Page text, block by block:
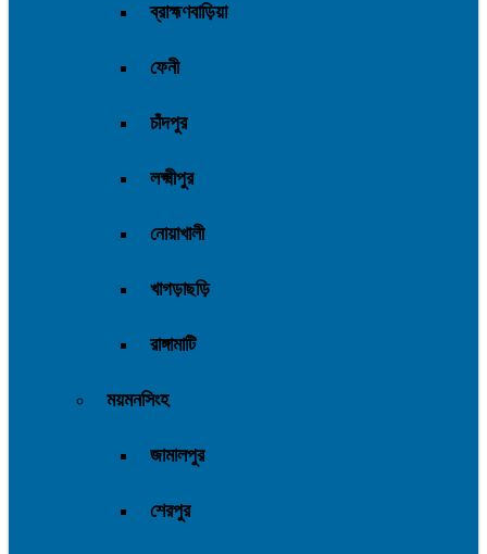
ব্রাহ্মণবাড়িয়া
ফেনী
চাঁদপুর
লক্ষ্মীপুর
নোয়াখালী
খাগড়াছড়ি
রাঙ্গামাটি
ময়মনসিংহ
জামালপুর
শেরপুর